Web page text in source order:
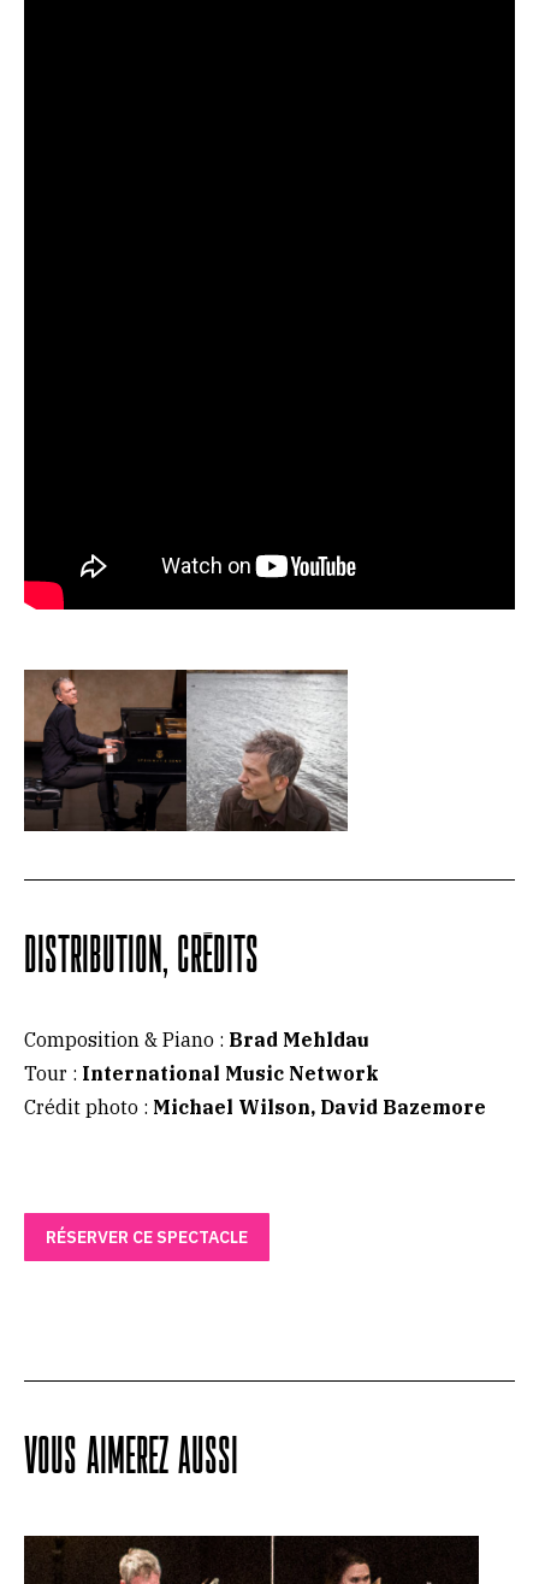
DISTRIBUTION, CRÉDITS
Composition & Piano : Brad Mehldau
Tour : International Music Network
Crédit photo : Michael Wilson, David Bazemore
RÉSERVER CE SPECTACLE
VOUS AIMEREZ AUSSI